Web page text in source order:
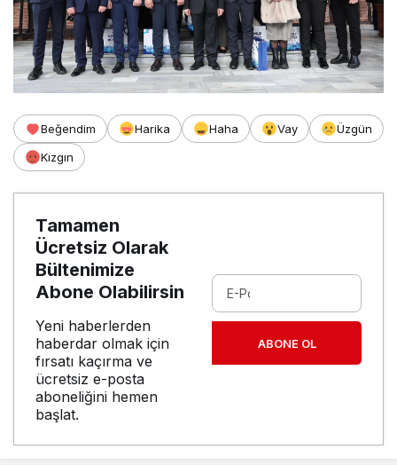
Beğendim Harika Haha Vay
Üzgün
Kızgın
Tamamen
Ücretsiz Olarak
Bültenimize
Abone Olabilirsin
Yeni haberlerden
haberdar olmak için
fırsatı kaçırma ve
ücretsiz e-posta
aboneliğini hemen
başlat.
ABONE OL